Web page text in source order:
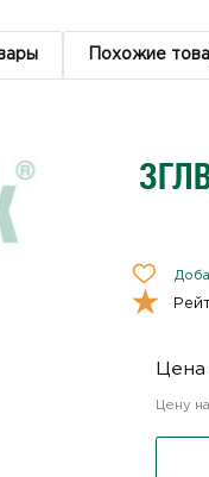
Похожие
Цена
Цену